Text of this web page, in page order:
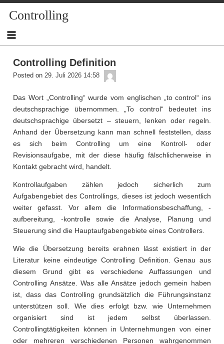
Controlling
Controlling Definition
Posted on 29. Juli 2026 14:58
Das Wort „Controlling“ wurde vom englischen „to control“ ins
deutschsprachige übernommen. „To control“ bedeutet ins
deutschsprachige übersetzt – steuern, lenken oder regeln.
Anhand der Übersetzung kann man schnell feststellen, dass
es sich beim Controlling um eine Kontroll- oder
Revisionsaufgabe, mit der diese häufig fälschlicherweise in
Kontakt gebracht wird, handelt.
Kontrollaufgaben zählen jedoch sicherlich zum
Aufgabengebiet des Controllings, dieses ist jedoch wesentlich
weiter gefasst. Vor allem die Informationsbeschaffung, -
aufbereitung, -kontrolle sowie die Analyse, Planung und
Steuerung sind die Hauptaufgabengebiete eines Controllers.
Wie die Übersetzung bereits erahnen lässt existiert in der
Literatur keine eindeutige Controlling Definition. Genau aus
diesem Grund gibt es verschiedene Auffassungen und
Controlling Ansätze. Was alle Ansätze jedoch gemein haben
ist, dass das Controlling grundsätzlich die Führungsinstanz
unterstützen soll. Wie dies erfolgt bzw. wie Unternehmen
organisiert sind ist jedem selbst überlassen.
Controllingtätigkeiten können in Unternehmungen von einer
oder mehreren verschiedenen Personen wahrgenommen